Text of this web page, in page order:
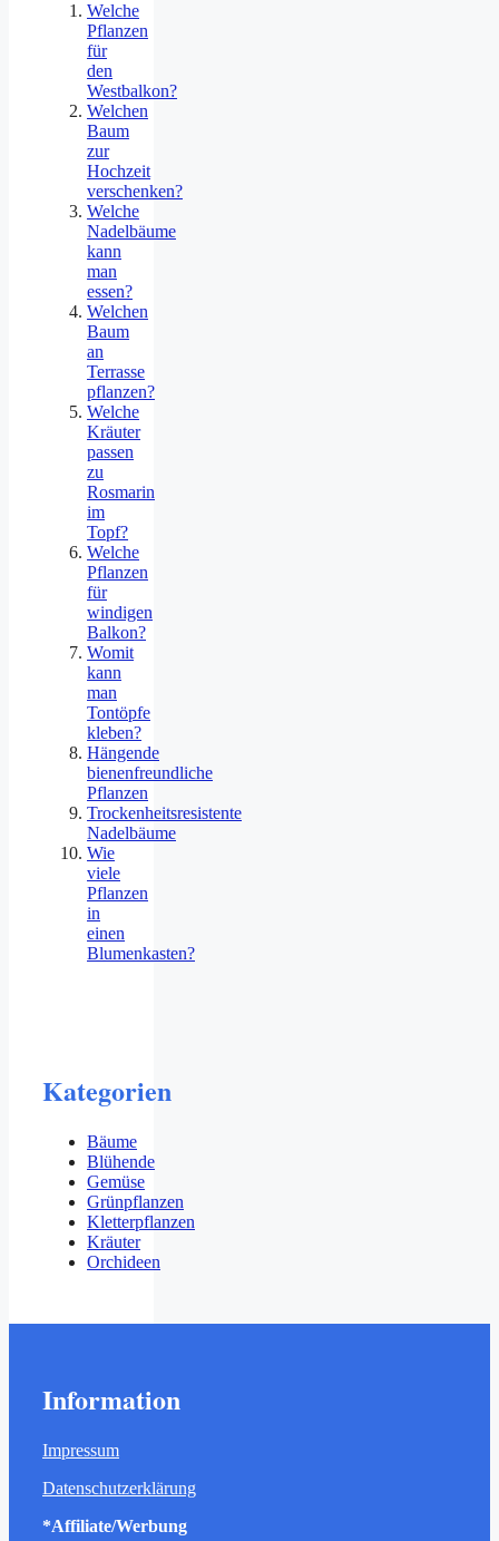
Welche
Pflanzen
für
den
Westbalkon?
Welchen
Baum
zur
Hochzeit
verschenken?
Welche
Nadelbäume
kann
man
essen?
Welchen
Baum
an
Terrasse
pflanzen?
Welche
Kräuter
passen
zu
Rosmarin
im
Topf?
Welche
Pflanzen
für
windigen
Balkon?
Womit
kann
man
Tontöpfe
kleben?
Hängende
bienenfreundliche
Pflanzen
Trockenheitsresistente
Nadelbäume
Wie
viele
Pflanzen
in
einen
Blumenkasten?
Kategorien
Bäume
Blühende
Gemüse
Grünpflanzen
Kletterpflanzen
Kräuter
Orchideen
Information
Impressum
Datenschutzerklärung
*Affiliate/Werbung